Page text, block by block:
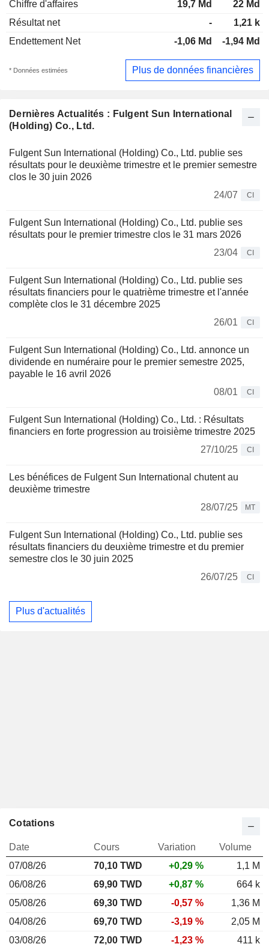
Dernières Actualités : Fulgent Sun International
(Holding) Co., Ltd.
Fulgent Sun International (Holding) Co., Ltd. publie ses
résultats pour le deuxième trimestre et le premier semestre
clos le 30 juin 2026
24/07
CI
Fulgent Sun International (Holding) Co., Ltd. publie ses
résultats pour le premier trimestre clos le 31 mars 2026
23/04
CI
Fulgent Sun International (Holding) Co., Ltd. publie ses
résultats financiers pour le quatrième trimestre et l'année
complète clos le 31 décembre 2025
26/01
CI
Fulgent Sun International (Holding) Co., Ltd. annonce un
dividende en numéraire pour le premier semestre 2025,
payable le 16 avril 2026
08/01
CI
Fulgent Sun International (Holding) Co., Ltd. : Résultats
financiers en forte progression au troisième trimestre 2025
27/10/25
CI
Les bénéfices de Fulgent Sun International chutent au
deuxième trimestre
28/07/25
MT
Fulgent Sun International (Holding) Co., Ltd. publie ses
résultats financiers du deuxième trimestre et du premier
semestre clos le 30 juin 2025
26/07/25
CI
Plus d'actualités
Chiffre d'affaires
19,7 Md
22 Md
Résultat net
-
1,21 k
Endettement Net
-1,06 Md -1,94 Md
* Données estimées Plus de données financières
Cotations
Date Cours Variation
Volume
07/08/26
70,10 TWD +0,29 %
1,1 M
06/08/26
69,90 TWD +0,87 %
664 k
05/08/26
69,30 TWD -0,57 %
1,36 M
04/08/26
69,70 TWD -3,19 %
2,05 M
03/08/26
72,00 TWD -1,23 % 411 k